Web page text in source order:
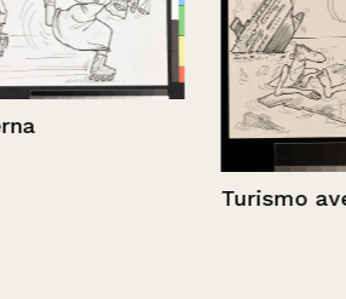
Turismo aventura